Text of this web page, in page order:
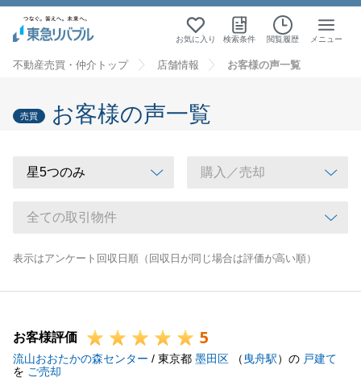
お気に入り 検索条件 閲覧履歴 メニュー
不動産売買・仲介トップ 店舗情報 お客様の声一覧
売買 お客様の声一覧
表示はアンケート回収日順（回収日が同じ場合は評価が高い順）
お客様評価 5
流山おおたかの森センター / 東京都 墨田区 （ 曳舟駅）の 戸建て
を ご売却